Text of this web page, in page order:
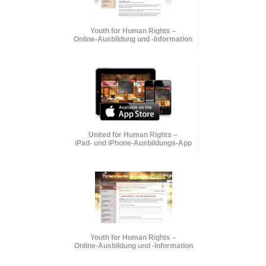
Youth for Human Rights –
Online-Ausbildung und-Information
United for Human Rights –
iPad- und iPhone-Ausbildungs-App
Youth for Human Rights –
Online-Ausbildung und -Information